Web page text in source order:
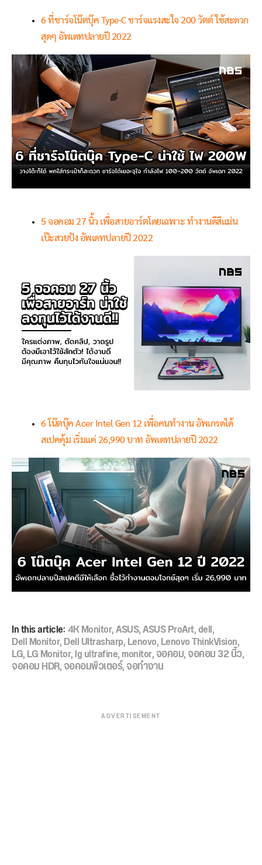
6 ที่ชาร์จโน๊ตบุ๊ค Type-C ชาร์จแรงสะใจ 200 วัตต์ ใช้สะดวก
สุดๆ อัพเดทปลายปี 2022
5 จอคอม 27 นิ้ว เพื่อสายอาร์ตโดยเฉพาะ ทำงานดีสีแม่น
เป๊ะสวยปัง อัพเดทปลายปี 2022
6 โน๊ตบุ๊ค Acer Intel Gen 12 เพื่อคนทำงาน อัพเกรดได้
สเปคคุ้ม เริ่มแค่ 26,990 บาท อัพเดทปลายปี 2022
In this article:4K Monitor,ASUS,ASUS ProArt,dell,
Dell Monitor,Dell Ultrasharp,Lenovo,Lenovo ThinkVision,
LG,LG Monitor,lg ultrafine,monitor,จอคอม,จอคอม 32 นิ้ว,
จอคอม HDR,จอคอมพิวเตอร์,จอทำงาน
ADVERTISEMENT